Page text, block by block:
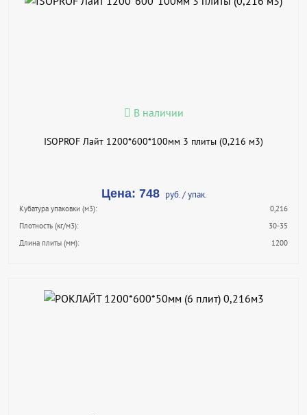
В КОРЗИНУ
В наличии
ISOPROF Лайт 1200*600*100мм 3 плиты (0,216 м3)
Цена: 748 руб. / упак.
Кубатура упаковки (м3):
0,216
Плотность (кг/м3):
30-35
Длина плиты (мм):
1200
В КОРЗИНУ